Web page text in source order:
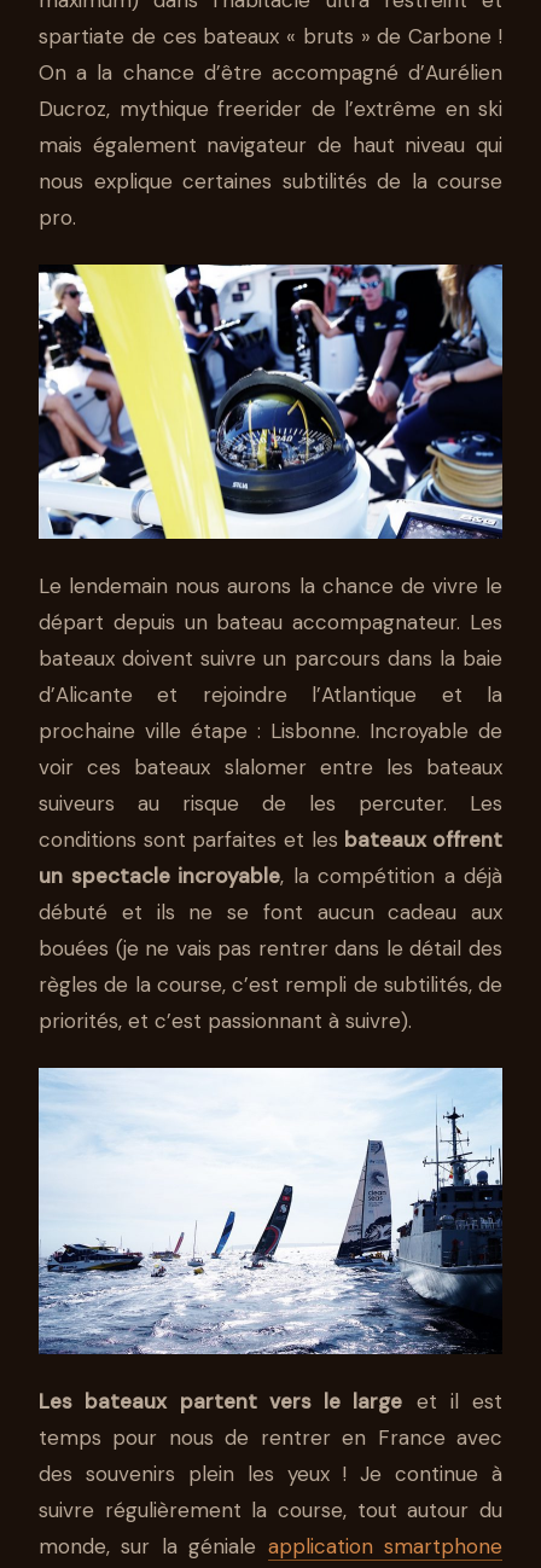
spartiate de ces bateaux « bruts » de Carbone !
On a la chance d’être accompagné d’Aurélien
Ducroz, mythique freerider de l’extrême en ski
mais également navigateur de haut niveau qui
nous explique certaines subtilités de la course
pro.
Le lendemain nous aurons la chance de vivre le
départ depuis un bateau accompagnateur. Les
bateaux doivent suivre un parcours dans la baie
d’Alicante et rejoindre l’Atlantique et la
prochaine ville étape : Lisbonne. Incroyable de
voir ces bateaux slalomer entre les bateaux
suiveurs au risque de les percuter. Les
conditions sont parfaites et les bateaux offrent
un spectacle incroyable, la compétition a déjà
débuté et ils ne se font aucun cadeau aux
bouées (je ne vais pas rentrer dans le détail des
règles de la course, c’est rempli de subtilités, de
priorités, et c’est passionnant à suivre).
Les bateaux partent vers le large et il est
temps pour nous de rentrer en France avec
des souvenirs plein les yeux ! Je continue à
suivre régulièrement la course, tout autour du
monde, sur la géniale application smartphone